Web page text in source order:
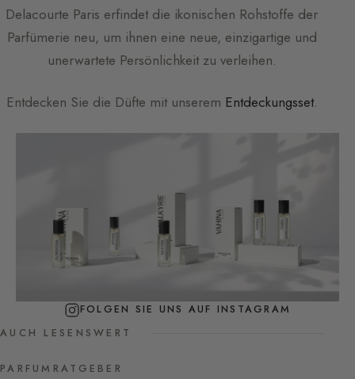
Delacourte Paris erfindet die ikonischen Rohstoffe der
Parfümerie neu, um ihnen eine neue, einzigartige und
unerwartete Persönlichkeit zu verleihen.
Entdecken Sie die Düfte mit unserem Entdeckungsset.
FOLGEN SIE UNS AUF INSTAGRAM
AUCH LESENSWERT
PARFUMRATGEBER